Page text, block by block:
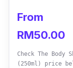
From
RM50.00
Check The Body
(250ml) price